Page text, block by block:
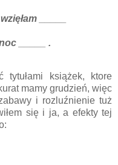
_____
_____ .
tytułami książek, ktore
mamy grudzień, więc
i rozluźnienie tuż
się i ja, a efekty tej